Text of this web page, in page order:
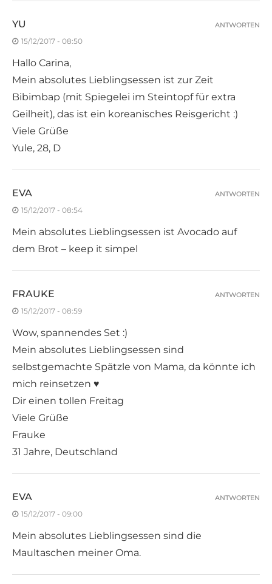
YU
15/12/2017 - 08:50
Hallo Carina,
Mein absolutes Lieblingsessen ist zur Zeit
Bibimbap (mit Spiegelei im Steintopf für extra
Geilheit), das ist ein koreanisches Reisgericht :)
Viele Grüße
Yule, 28, D
ANTWORTEN
EVA
15/12/2017 - 08:54
Mein absolutes Lieblingsessen ist Avocado auf
dem Brot – keep it simpel
ANTWORTEN
FRAUKE
15/12/2017 - 08:59
Wow, spannendes Set :)
Mein absolutes Lieblingsessen sind
selbstgemachte Spätzle von Mama, da könnte ich
mich reinsetzen ♥
Dir einen tollen Freitag
Viele Grüße
Frauke
31 Jahre, Deutschland
ANTWORTEN
EVA
15/12/2017 - 09:00
Mein absolutes Lieblingsessen sind die
Maultaschen meiner Oma.
ANTWORTEN